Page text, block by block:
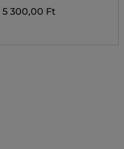
5 300,00 Ft